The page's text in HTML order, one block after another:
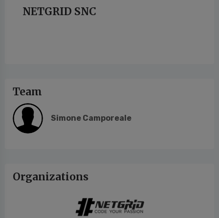
NETGRID SNC
Team
Simone Camporeale
Organizations